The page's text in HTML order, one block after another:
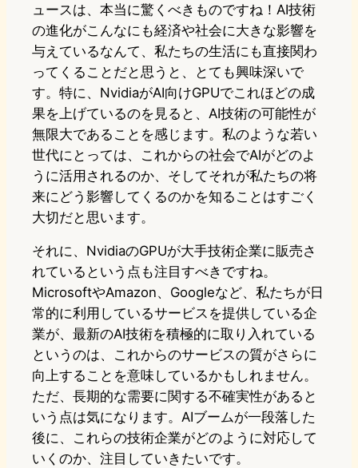
ュースは、本当に驚くべきものですね！AI技術
の進化がこんなにも経済や社会に大きな影響を
与えているなんて、私たちの生活にも直接関わ
ってくることだと思うと、とても興味深いで
す。特に、NvidiaがAI向けGPUでこれほどの成
果を上げているのを見ると、AI技術の可能性が
無限大であることを感じます。私のような若い
世代にとっては、これからの社会でAIがどのよ
うに活用されるのか、そしてそれが私たちの将
来にどう影響してくるのかを知ることはすごく
大切だと思います。
それに、NvidiaのGPUが大手技術企業に販売さ
れているという点も注目すべきですね。
MicrosoftやAmazon、Googleなど、私たちが日
常的に利用しているサービスを提供している企
業が、最新のAI技術を積極的に取り入れている
というのは、これからのサービスの質がさらに
向上することを意味しているかもしれません。
ただ、長期的な需要に関する不確実性があると
いう点は気になります。AIブームが一段落した
後に、これらの技術企業がどのように対応して
いくのか、注目していきたいです。